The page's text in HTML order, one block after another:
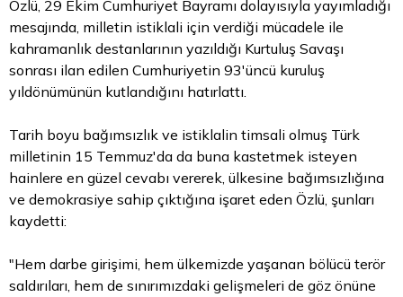
Özlü, 29 Ekim Cumhuriyet Bayramı dolayısıyla yayımladığı
mesajında, milletin istiklali için verdiği mücadele ile
kahramanlık destanlarının yazıldığı Kurtuluş Savaşı
sonrası ilan edilen Cumhuriyetin 93'üncü kuruluş
yıldönümünün kutlandığını hatırlattı.
Tarih boyu bağımsızlık ve istiklalin timsali olmuş Türk
milletinin 15 Temmuz'da da buna kastetmek isteyen
hainlere en güzel cevabı vererek, ülkesine bağımsızlığına
ve demokrasiye sahip çıktığına işaret eden Özlü, şunları
kaydetti:
"Hem darbe girişimi, hem ülkemizde yaşanan bölücü terör
saldırıları, hem de sınırımızdaki gelişmeleri de göz önüne